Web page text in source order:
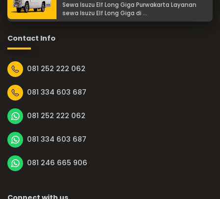
Sewa Isuzu Elf Long Giga Purwakarta Layanan
sewa Isuzu Elf Long Giga di ...
Contact Info
081 252 222 062
081 334 603 687
081 252 222 062
081 334 603 687
081 246 665 906